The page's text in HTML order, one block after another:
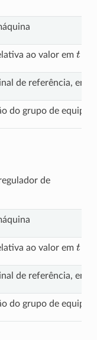
ao valor em t
de referência, em
do grupo de
de
ao valor em t
de referência, em
do grupo de